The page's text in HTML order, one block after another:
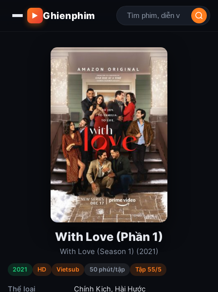
▶ Ghienphim
With Love (Phần 1)
With Love (Season 1) (2021)
2021 HD Vietsub 50 phút/tập Tập 55/5
Thể loại Chính Kịch, Hài Hước